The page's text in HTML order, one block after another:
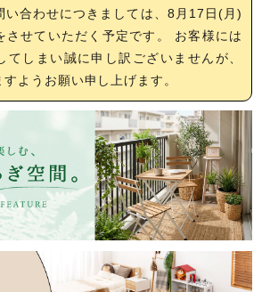
い合わせにつきましては、8月17日(月)
させていただく予定です。 お客様には
てしまい誠に申し訳ございませんが、
ようお願い申し上げます。